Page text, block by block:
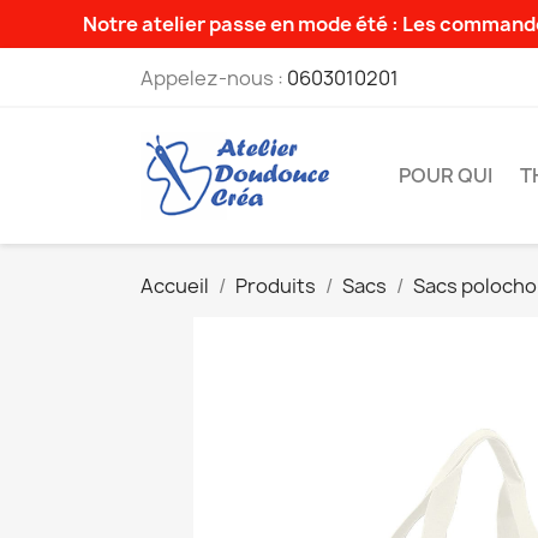
Notre atelier passe en mode été : Les
Appelez-nous : 0603010201
POUR QUI
Accueil Produits Sacs Sacs